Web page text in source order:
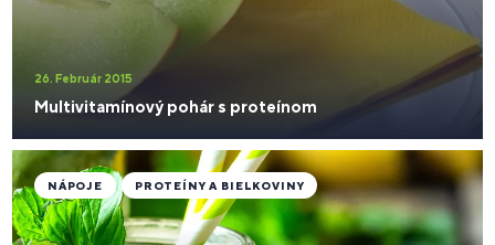
26. Február 2015
Multivitamínový pohár s proteínom
NÁPOJE PROTEÍNY A BIELKOVINY